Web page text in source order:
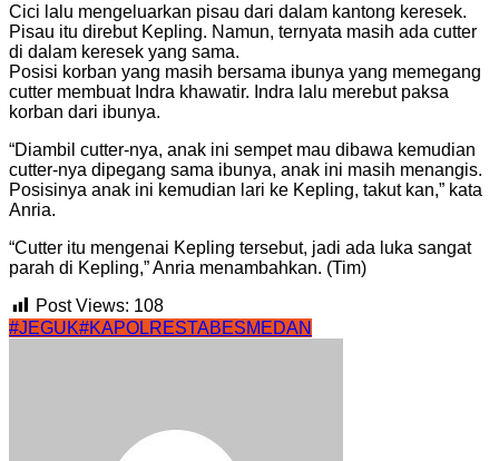
Cici lalu mengeluarkan pisau dari dalam kantong keresek.
Pisau itu direbut Kepling. Namun, ternyata masih ada cutter
di dalam keresek yang sama.
Posisi korban yang masih bersama ibunya yang memegang
cutter membuat Indra khawatir. Indra lalu merebut paksa
korban dari ibunya.
“Diambil cutter-nya, anak ini sempet mau dibawa kemudian
cutter-nya dipegang sama ibunya, anak ini masih menangis.
Posisinya anak ini kemudian lari ke Kepling, takut kan,” kata
Anria.
“Cutter itu mengenai Kepling tersebut, jadi ada luka sangat
parah di Kepling,” Anria menambahkan. (Tim)
Post Views: 108
#JEGUK#KAPOLRESTABESMEDAN